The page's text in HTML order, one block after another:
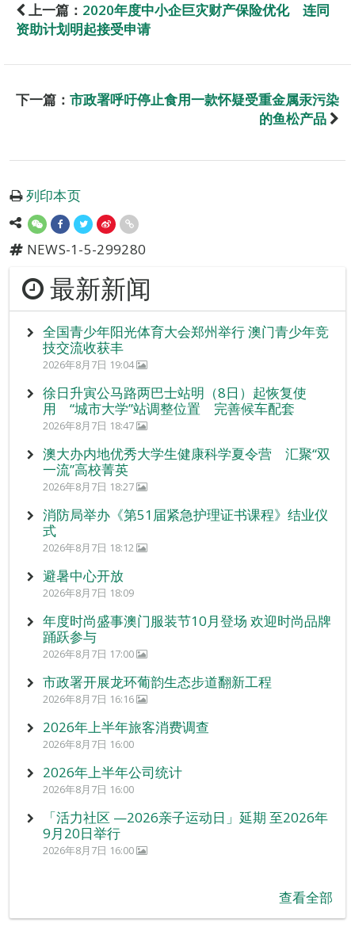
上一篇： 2020年度中小企巨灾财产保险优化 连同
资助计划明起接受申请
下一篇： 市政署呼吁停止食用一款怀疑受重金属汞污染
的鱼松产品
列印本页
NEWS-1-5-299280
最新新闻
全国青少年阳光体育大会郑州举行 澳门青少年竞
技交流收获丰
2026年8月7日 19:04
徐日升寅公马路两巴士站明（8日）起恢复使
用 “城市大学”站调整位置 完善候车配套
2026年8月7日 18:47
澳大办内地优秀大学生健康科学夏令营 汇聚“双
一流”高校菁英
2026年8月7日 18:27
消防局举办《第51届紧急护理证书课程》结业仪
式
2026年8月7日 18:12
避暑中心开放
2026年8月7日 18:09
年度时尚盛事澳门服装节10月登场 欢迎时尚品牌
踊跃参与
2026年8月7日 17:00
市政署开展龙环葡韵生态步道翻新工程
2026年8月7日 16:16
2026年上半年旅客消费调查
2026年8月7日 16:00
2026年上半年公司统计
2026年8月7日 16:00
「活力社区 —2026亲子运动日」延期 至2026年
9月20日举行
2026年8月7日 16:00
查看全部